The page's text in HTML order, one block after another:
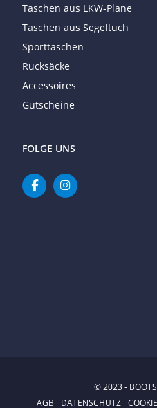
Taschen aus LKW-Plane
Taschen aus Segeltuch
Sporttaschen
Rucksäcke
Accessoires
Gutscheine
FOLGE UNS
© 2023 -
AGB
DATENSCHUTZ